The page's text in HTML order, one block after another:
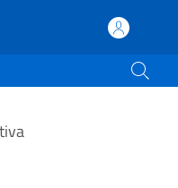
di Zone
scheda).